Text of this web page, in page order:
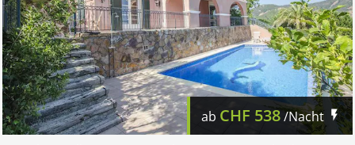
ab CHF 538/Nacht